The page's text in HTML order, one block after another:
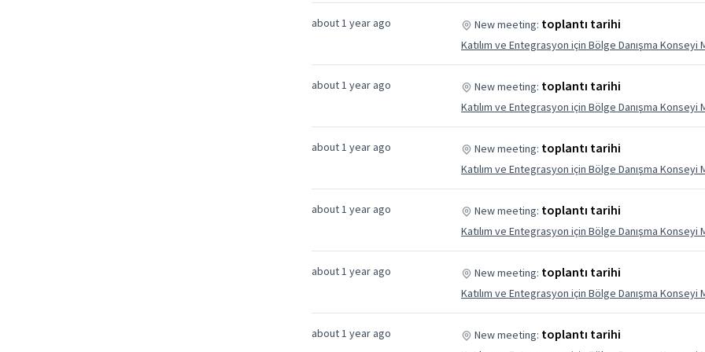
about 1 year ago New meeting: toplantı tarihi
Katılım ve Entegrasyon için Bölge Danışma Konseyi
about 1 year ago New meeting: toplantı tarihi
Katılım ve Entegrasyon için Bölge Danışma Konseyi
about 1 year ago New meeting: toplantı tarihi
Katılım ve Entegrasyon için Bölge Danışma Konseyi
about 1 year ago New meeting: toplantı tarihi
Katılım ve Entegrasyon için Bölge Danışma Konseyi
about 1 year ago New meeting: toplantı tarihi
Katılım ve Entegrasyon için Bölge Danışma Konseyi
about 1 year ago New meeting: toplantı tarihi